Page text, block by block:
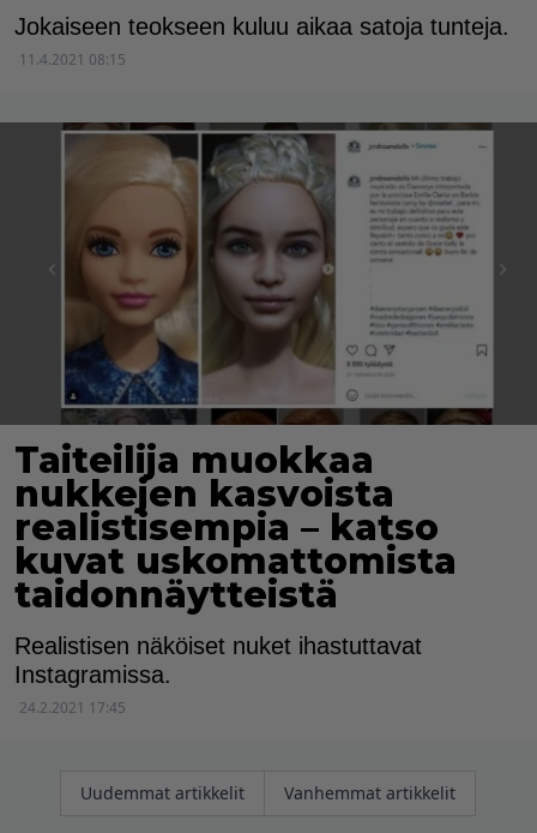
Jokaiseen teokseen kuluu aikaa satoja tunteja.
11.4.2021 08:15
Taiteilija muokkaa
nukkejen kasvoista
realistisempia – katso
kuvat uskomattomista
taidonnäytteistä
Realistisen näköiset nuket ihastuttavat
Instagramissa.
24.2.2021 17:45
Artikkelien
Uudemmat artikkelit Vanhemmat artikkelit